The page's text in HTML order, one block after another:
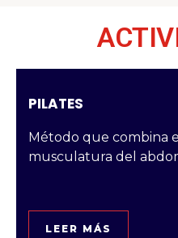
PILATES
Método que combina
musculatura del
LEER MÁS